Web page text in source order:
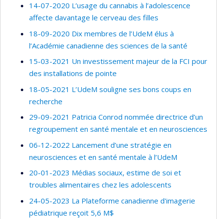
14-07-2020 L’usage du cannabis à l’adolescence
affecte davantage le cerveau des filles
18-09-2020 Dix membres de l’UdeM élus à
l’Académie canadienne des sciences de la santé
15-03-2021 Un investissement majeur de la FCI pour
des installations de pointe
18-05-2021 L’UdeM souligne ses bons coups en
recherche
29-09-2021 Patricia Conrod nommée directrice d’un
regroupement en santé mentale et en neurosciences
06-12-2022 Lancement d’une stratégie en
neurosciences et en santé mentale à l’UdeM
20-01-2023 Médias sociaux, estime de soi et
troubles alimentaires chez les adolescents
24-05-2023 La Plateforme canadienne d'imagerie
pédiatrique reçoit 5,6 M$